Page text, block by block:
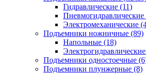
Гидравлические (11)
Пневмогидравлические
Электромеханические
Подъемники ножничные (89)
Напольные (18)
Электрогидравлические
Подъемники одностоечные
Подъемники плунжерные (8)